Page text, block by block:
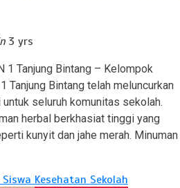
3 yrs
1 Tanjung Bintang – Kelompok
Tanjung Bintang telah meluncurkan
seluruh komunitas sekolah.
herbal berkhasiat tinggi yang
kunyit dan jahe merah. Minuman
Kesehatan Sekolah